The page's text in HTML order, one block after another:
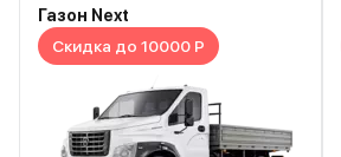
Газон Next
Скидка до 10000 Р